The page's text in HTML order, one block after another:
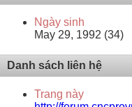
Ngày sinh
May 29, 1992 (34)
Danh sách liên hệ
Trang này